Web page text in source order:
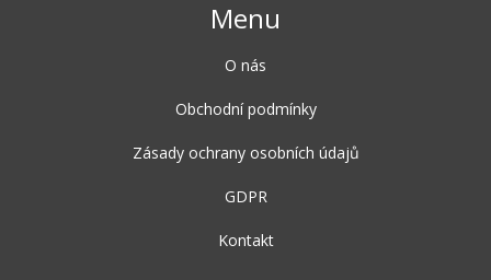
Menu
O nás
Obchodní podmínky
Zásady ochrany osobních údajů
GDPR
Kontakt